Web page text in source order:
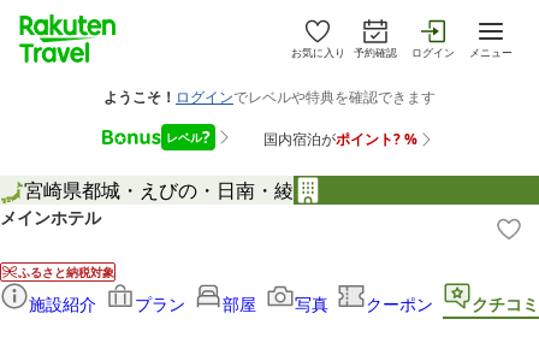
お気に入り 予約確認 ログイン メニュー
宮崎県都城・えびの・日南・綾
メインホテル
ふるさと納税対象
施設紹介 プラン 部屋 写真 クーポン クチコミ